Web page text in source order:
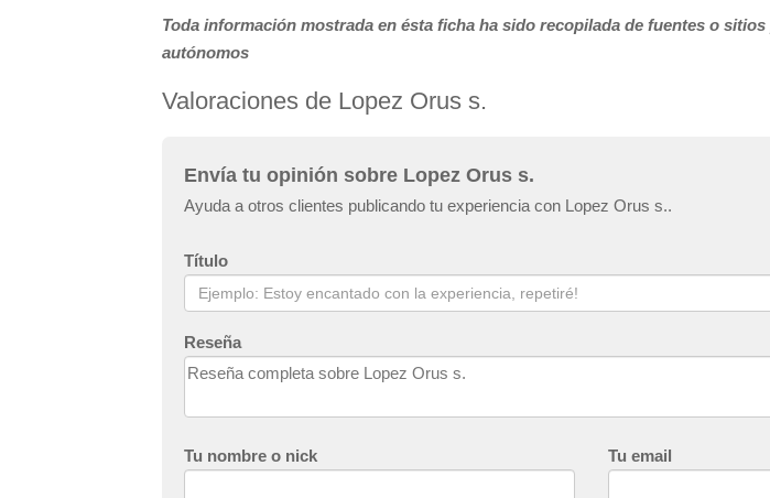
Toda información mostrada en ésta ficha ha sido recopilada de fuentes o
autónomos
Valoraciones de Lopez Orus s.
Envía tu opinión sobre Lopez Orus s.
Ayuda a otros clientes publicando tu experiencia con Lopez Orus s..
Título
Reseña
Tu nombre o nick Tu email